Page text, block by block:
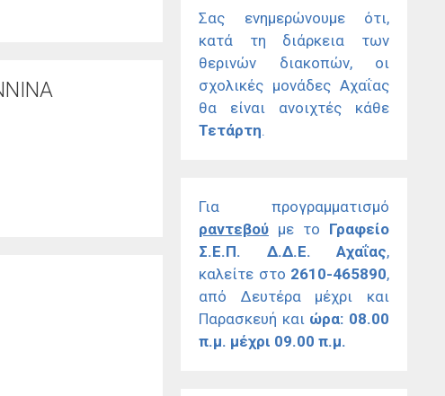
Σας ενημερώνουμε ότι,
κατά τη διάρκεια των
θερινών διακοπών, οι
σχολικές μονάδες Αχαΐας
θα είναι ανοιχτές κάθε
Τετάρτη.
Για προγραμματισμό
ραντεβού με το Γραφείο
Σ.Ε.Π. Δ.Δ.Ε. Αχαΐας,
καλείτε στο 2610-465890,
από Δευτέρα μέχρι και
Παρασκευή και ώρα: 08.00
π.μ. μέχρι 09.00 π.μ.